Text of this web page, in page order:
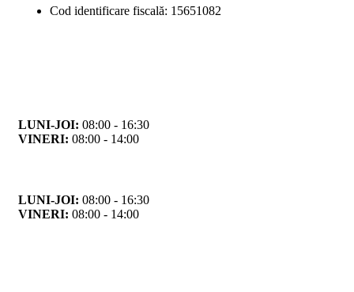
Cod identificare fiscală: 15651082
LUNI-JOI: 08:00 - 16:30
VINERI: 08:00 - 14:00
LUNI-JOI: 08:00 - 16:30
VINERI: 08:00 - 14:00